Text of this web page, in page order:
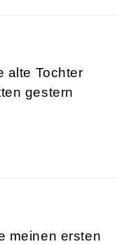
alte Tochter
gestern
meinen ersten